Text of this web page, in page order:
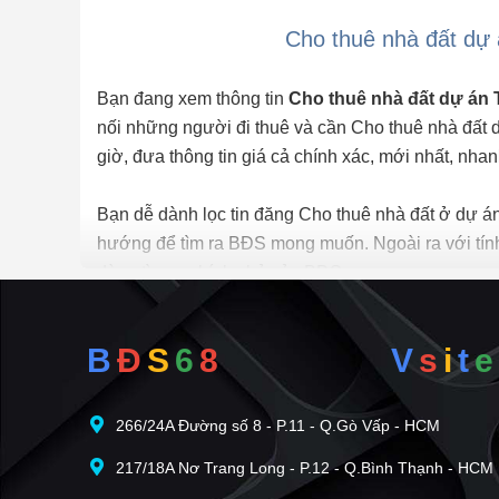
Cho thuê nhà đất dự
Bạn đang xem thông tin Cho thuê nhà đất dự án
nối những người đi thuê và cần Cho thuê nhà đất
giờ, đưa thông tin giá cả chính xác, mới nhất,
Bạn dễ dành lọc tin đăng Cho thuê nhà đất ở dự
hướng để tìm ra BĐS mong muốn. Ngoài ra với
Cho thuê nhà đất tại dự án Thủ Thiêm
bds68.com.vn. Nếu bạn có bất động sản muốn
tiếp cận với hàng ngàn người mỗi ngày.
BĐ S 6 8 Vsite
266/24A Đường số 8 - P.11 - Q.Gò Vấp - HCM
217/18A Nơ Trang Long - P.12 - Q.Bình Thạnh - HCM